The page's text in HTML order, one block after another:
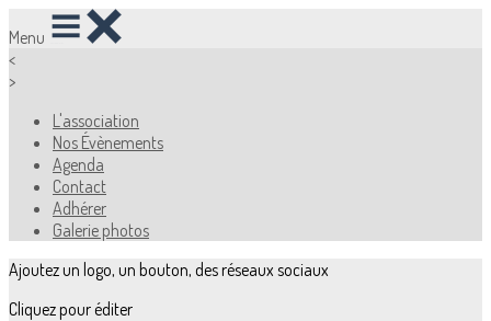
Menu
<
>
L'association
Nos Évènements
Agenda
Contact
Adhérer
Galerie photos
Ajoutez un logo, un bouton, des réseaux sociaux
Cliquez pour éditer